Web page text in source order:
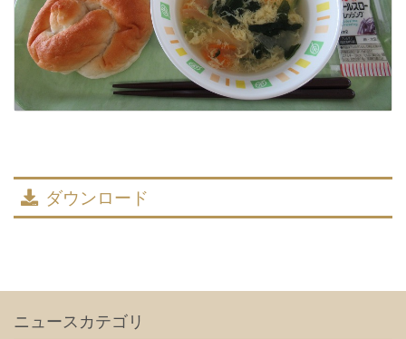
ダウンロード
ニュースカテゴリ